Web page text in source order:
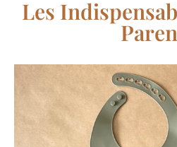
Les